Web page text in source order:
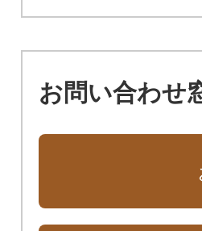
お問い合わせ